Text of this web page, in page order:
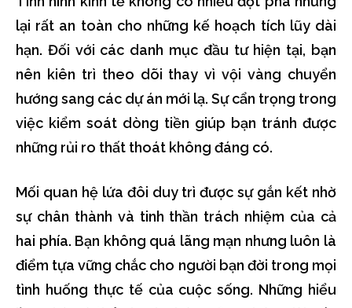
lại rất an toàn cho những kế hoạch tích lũy dài
hạn. Đối với các danh mục đầu tư hiện tại, bạn
nên kiên trì theo dõi thay vì vội vàng chuyển
hướng sang các dự án mới lạ. Sự cẩn trọng trong
việc kiểm soát dòng tiền giúp bạn tránh được
những rủi ro thất thoát không đáng có.
Mối quan hệ lứa đôi duy trì được sự gắn kết nhờ
sự chân thành và tinh thần trách nhiệm của cả
hai phía. Bạn không quá lãng mạn nhưng luôn là
điểm tựa vững chắc cho người bạn đời trong mọi
tình huống thực tế của cuộc sống. Những hiểu